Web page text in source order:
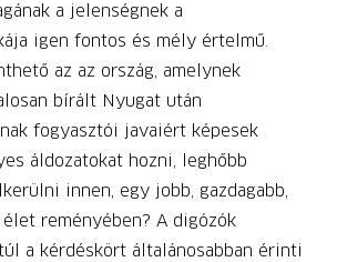
a jelenségnek a
igen fontos és mély értelmű.
az az ország, amelynek
bírált Nyugat után
fogyasztói javaiért képesek
áldozatokat hozni, leghőbb
innen, egy jobb, gazdagabb,
reményében? A digózók
a kérdéskört általánosabban érinti